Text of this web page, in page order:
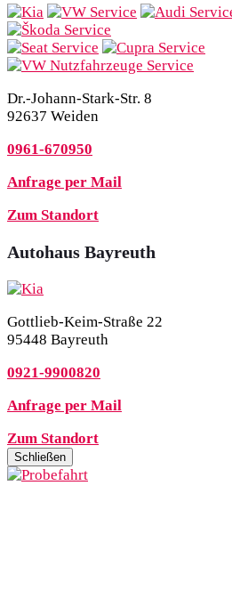
Dr.-Johann-Stark-Str. 8
92637 Weiden
0961-670950
Anfrage per Mail
Zum Standort
Autohaus Bayreuth
Gottlieb-Keim-Straße 22
95448 Bayreuth
0921-9900820
Anfrage per Mail
Zum Standort
Schließen